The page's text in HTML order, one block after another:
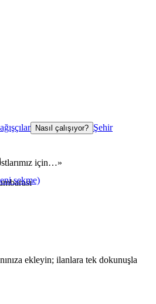
için…»
Nasıl çalışıyor? Şehir
sekme)
ekleyin; ilanlara tek dokunuşla